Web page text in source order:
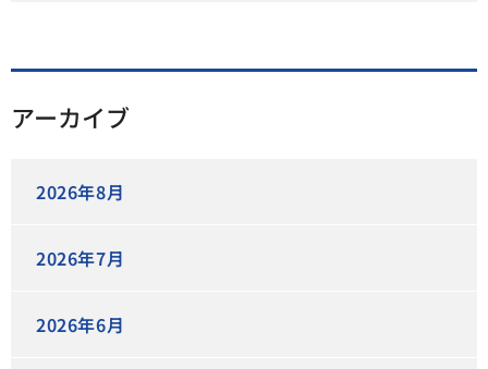
アーカイブ
2026年8月
2026年7月
2026年6月